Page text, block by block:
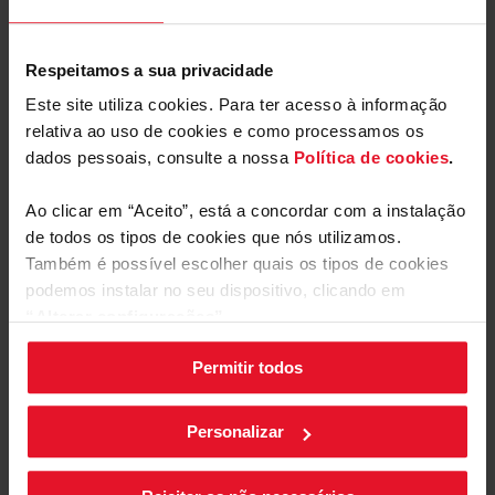
Respeitamos a sua privacidade
Este site utiliza cookies. Para ter acesso à informação
relativa ao uso de cookies e como processamos os
dados pessoais, consulte a nossa Política de cookies.
Ao clicar em “Aceito”, está a concordar com a instalação
de todos os tipos de cookies que nós utilizamos.
Também é possível escolher quais os tipos de cookies
podemos instalar no seu dispositivo, clicando em
As suas configurações de cookies podem ser alteradas a
qualquer momento, clicando no botão preto posicionado
no canto inferior direito do ecrã.
Permitir todos
Personalizar
soluções
Desligar com atraso
Equipamento
Manuais eTransferências